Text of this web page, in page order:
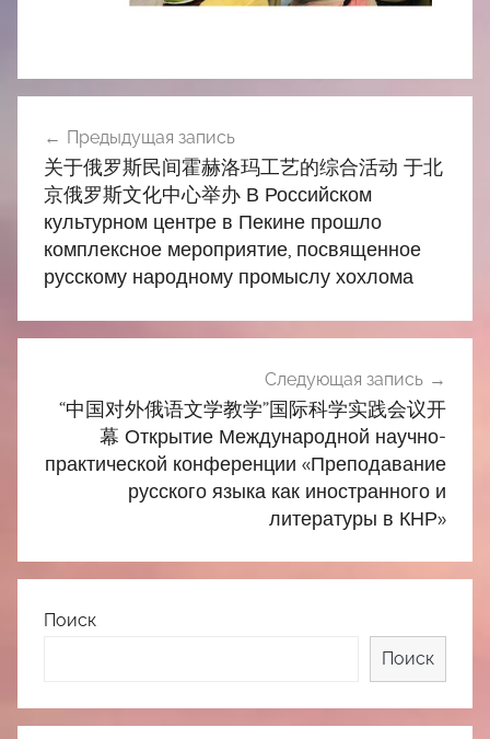
по
записям
Предыдущая запись
关于俄罗斯民间霍赫洛玛工艺的综合活动 于北
京俄罗斯文化中心举办 В Российском
культурном центре в Пекине прошло
комплексное мероприятие, посвященное
русскому народному промыслу хохлома
Следующая запись
“中国对外俄语文学教学”国际科学实践会议开
幕 Открытие Международной научно-
практической конференции «Преподавание
русского языка как иностранного и
литературы в КНР»
Поиск
Поиск